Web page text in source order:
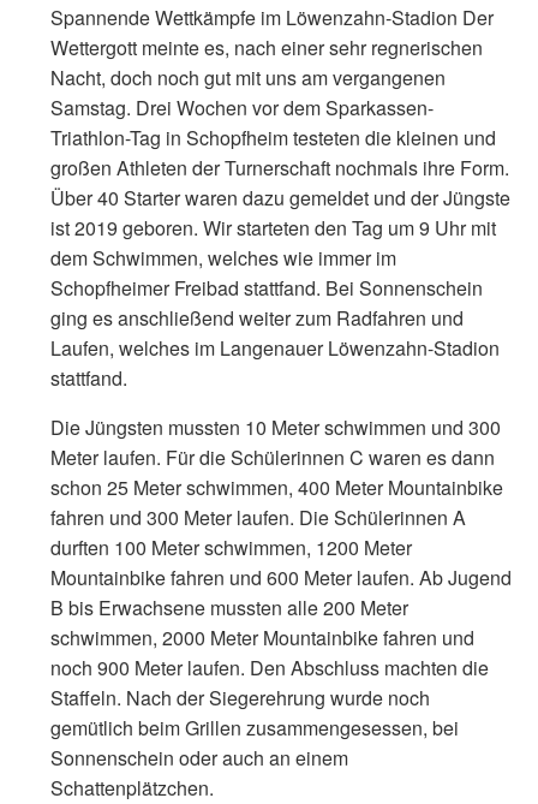
Spannende Wettkämpfe im Löwenzahn-Stadion Der
Wettergott meinte es, nach einer sehr regnerischen
Nacht, doch noch gut mit uns am vergangenen
Samstag. Drei Wochen vor dem Sparkassen-
Triathlon-Tag in Schopfheim testeten die kleinen und
großen Athleten der Turnerschaft nochmals ihre Form.
Über 40 Starter waren dazu gemeldet und der Jüngste
ist 2019 geboren. Wir starteten den Tag um 9 Uhr mit
dem Schwimmen, welches wie immer im
Schopfheimer Freibad stattfand. Bei Sonnenschein
ging es anschließend weiter zum Radfahren und
Laufen, welches im Langenauer Löwenzahn-Stadion
stattfand.
Die Jüngsten mussten 10 Meter schwimmen und 300
Meter laufen. Für die Schülerinnen C waren es dann
schon 25 Meter schwimmen, 400 Meter Mountainbike
fahren und 300 Meter laufen. Die Schülerinnen A
durften 100 Meter schwimmen, 1200 Meter
Mountainbike fahren und 600 Meter laufen. Ab Jugend
B bis Erwachsene mussten alle 200 Meter
schwimmen, 2000 Meter Mountainbike fahren und
noch 900 Meter laufen. Den Abschluss machten die
Staffeln. Nach der Siegerehrung wurde noch
gemütlich beim Grillen zusammengesessen, bei
Sonnenschein oder auch an einem
Schattenplätzchen.